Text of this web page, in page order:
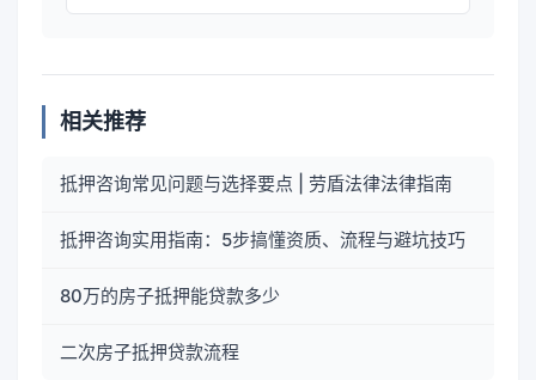
相关推荐
抵押咨询常见问题与选择要点 | 劳盾法律法律指南
抵押咨询实用指南：5步搞懂资质、流程与避坑技巧
80万的房子抵押能贷款多少
二次房子抵押贷款流程